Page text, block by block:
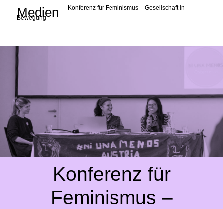
Medien
Konferenz für Feminismus – Gesellschaft in
Bewegung
Konferenz für
Feminismus –